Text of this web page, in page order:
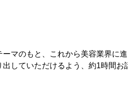
マのもと、これから美容業界に
していただけるよう、約1時間お